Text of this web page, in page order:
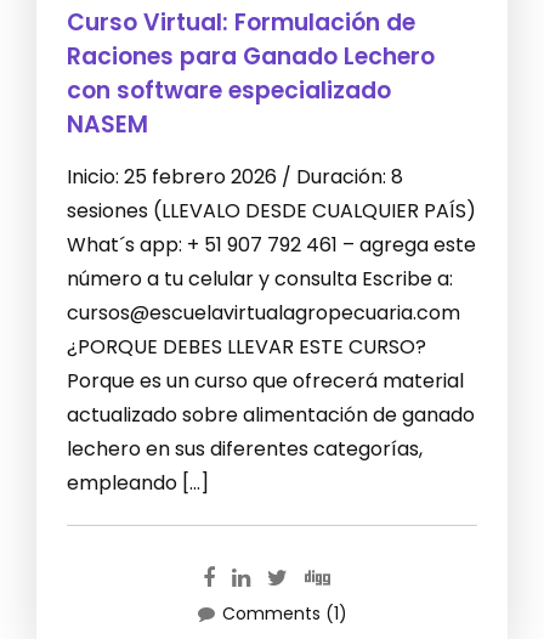
Curso Virtual: Formulación de
Raciones para Ganado Lechero
con software especializado
NASEM
Inicio: 25 febrero 2026 / Duración: 8
sesiones (LLEVALO DESDE CUALQUIER PAÍS)
What´s app: + 51 907 792 461 – agrega este
número a tu celular y consulta Escribe a:
cursos@escuelavirtualagropecuaria.com
¿PORQUE DEBES LLEVAR ESTE CURSO?
Porque es un curso que ofrecerá material
actualizado sobre alimentación de ganado
lechero en sus diferentes categorías,
empleando […]
Comments (1)